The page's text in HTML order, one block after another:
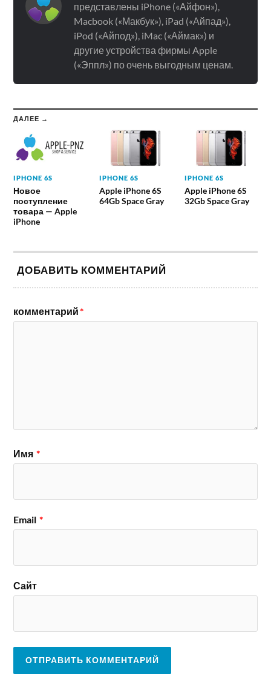
представлены iPhone («Айфон»),
Macbook («Макбук»), iPad («Айпад»),
iPod («Айпод»), iMac («Аймак») и
другие устройства фирмы Apple
(«Эппл») по очень выгодным ценам.
ДАЛЕЕ →
IPHONE 6S
Новое
поступление
товара — Apple
iPhone
IPHONE 6S
Apple iPhone 6S
64Gb Space Gray
IPHONE 6S
Apple iPhone 6S
32Gb Space Gray
ДОБАВИТЬ КОММЕНТАРИЙ
комментарий*
Имя *
Email *
Сайт